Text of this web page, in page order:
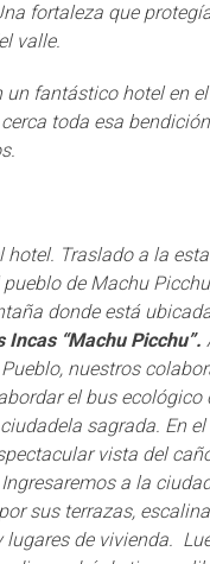
fortaleza que
valle.
un fantástico hotel en
toda esa
hotel. Traslado a la
de Machu
donde está
Incas “Machu Picchu”.
nuestros
el bus ecológico
sagrada. En
vista del
a la
sus terrazas,
lugares de vivienda.